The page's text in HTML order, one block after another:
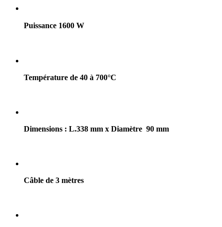
Puissance 1600 W
Température de 40 à 700°C
Dimensions : L.338 mm x Diamètre 90 mm
Câble de 3 mètres